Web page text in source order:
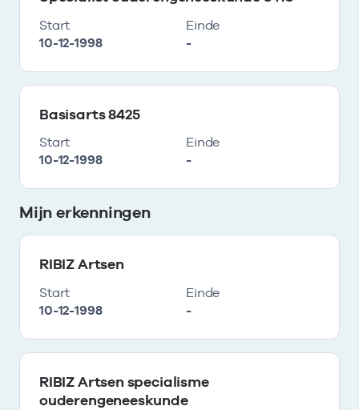
Start
10-12-1998
Einde
-
Basisarts 8425
Start
10-12-1998
Einde
-
Mijn erkenningen
RIBIZ Artsen
Start
10-12-1998
Einde
-
RIBIZ Artsen specialisme
ouderengeneeskunde